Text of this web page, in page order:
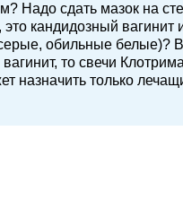
Надо сдать мазок на
кандидозный вагинит
обильные белые)?
то свечи
назначить только